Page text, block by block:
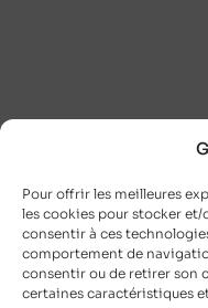
Pour offrir les meilleures
les cookies pour stocker
consentir à ces
comportement de
consentir ou de retirer son
certaines caractéristiques